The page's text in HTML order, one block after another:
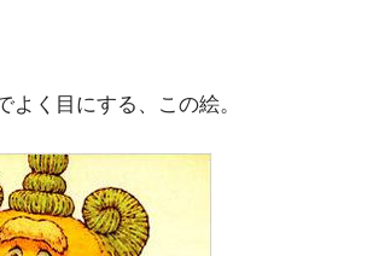
よく目にする、この絵。